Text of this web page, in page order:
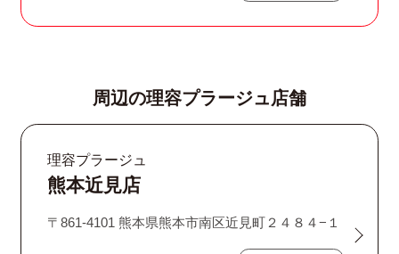
周辺の理容プラージュ店舗
理容プラージュ
熊本近見店
〒861-4101 熊本県熊本市南区近見町２４８４−１